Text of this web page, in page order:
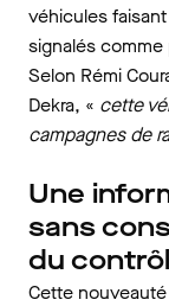
véhicules
signalés
Selon Rémi
Dekra, « cette
campagnes de
Une
sans
du
Cette